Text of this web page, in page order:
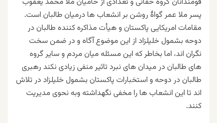
پسر ملا عمر گواۀ روشن بر انشعاب ها درمیان طالبان است.
مقامات امریکایی پاکستان و هیأت مذاکره کننده طالبان در
دوحه بشمول خلیلزاد از این موضوع آگاه و در ضمن سخت
نگران اند، اما بخاطر که این مسئله میان مردم و سایر گروه
های طالبان در میدان های نبرد تاثیر منفی زیادی نکند رهبری
طالبان در دوحه و استخبارات پاکستان بشمول خلیلزاد در تلاش
اند تا این انشعاب ها را مخفی نگهداشته وبه نحوی مدیریت
کنند.